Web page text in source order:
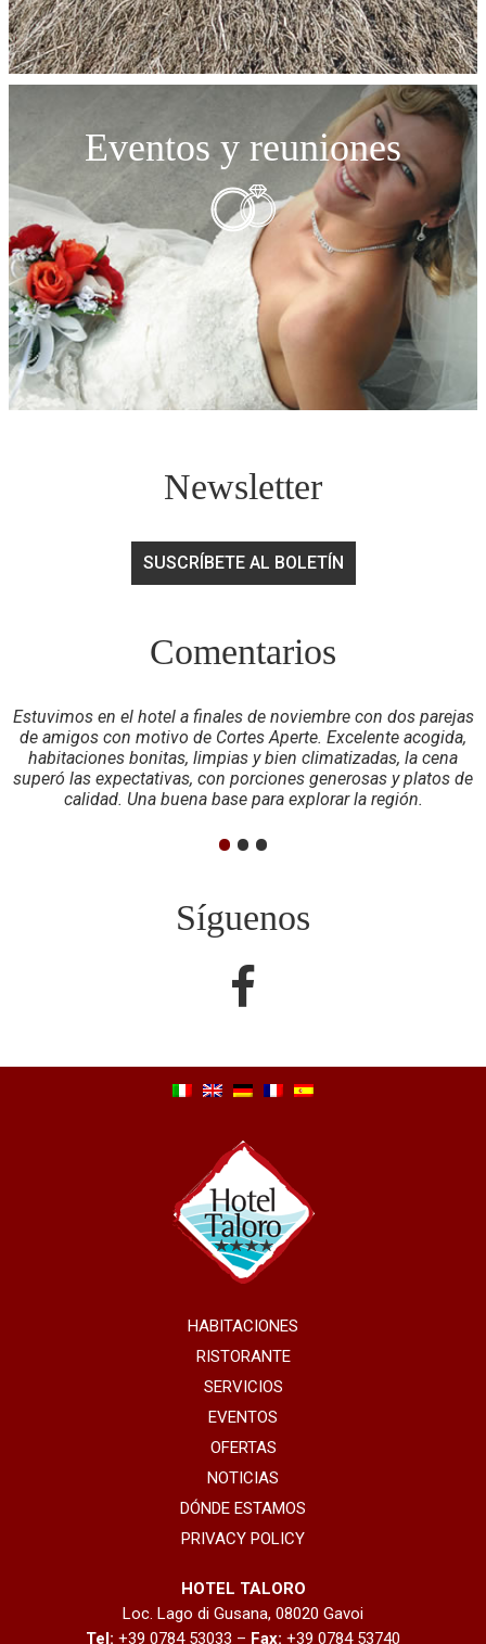
Eventos y reuniones
Newsletter
SUSCRÍBETE AL BOLETÍN
Comentarios
Estuvimos en el hotel a finales de noviembre con dos parejas
de amigos con motivo de Cortes Aperte. Excelente acogida,
habitaciones bonitas, limpias y bien climatizadas, la cena
superó las expectativas, con porciones generosas y platos de
calidad. Una buena base para explorar la región.
•••
Síguenos
HABITACIONES
RISTORANTE
SERVICIOS
EVENTOS
OFERTAS
NOTICIAS
DÓNDE ESTAMOS
PRIVACY POLICY
HOTEL TALORO
Loc. Lago di Gusana, 08020 Gavoi
Tel: +39 0784 53033 – Fax: +39 0784 53740